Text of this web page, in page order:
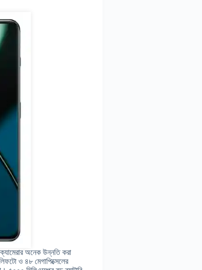
অনেক উন্নতি করা
ও ৪৮ মেগাপিক্সেলের